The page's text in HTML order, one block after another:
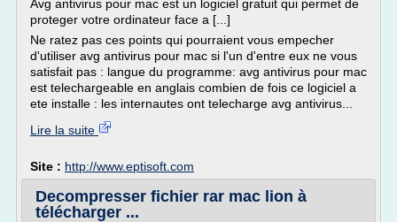
Avg antivirus pour mac est un logiciel gratuit qui permet de
proteger votre ordinateur face a [...]
Ne ratez pas ces points qui pourraient vous empecher
d'utiliser avg antivirus pour mac si l'un d'entre eux ne vous
satisfait pas : langue du programme: avg antivirus pour mac
est telechargeable en anglais combien de fois ce logiciel a
ete installe : les internautes ont telecharge avg antivirus...
Lire la suite
Site : http://www.eptisoft.com
Decompresser fichier rar mac lion à
télécharger ...